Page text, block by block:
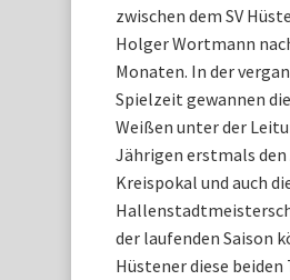
zwischen dem SV
Holger Wortmann
Monaten. In der
Spielzeit gewannen
Weißen unter der
Jährigen erstmals
Kreispokal und auch
der laufenden Saison
Hüstener diese